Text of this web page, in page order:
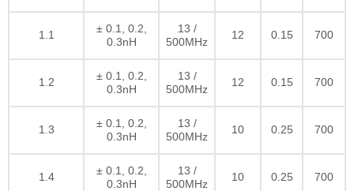
1.1
± 0.1, 0.2,
0.3nH
13 /
500MHz
12 0.15 700
1.2
± 0.1, 0.2,
0.3nH
13 /
500MHz
12 0.15 700
1.3
± 0.1, 0.2,
0.3nH
13 /
500MHz
10 0.25 700
1.4
± 0.1, 0.2,
0.3nH
13 /
500MHz
10 0.25 700